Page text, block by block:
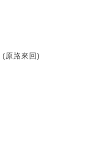
原路來回)